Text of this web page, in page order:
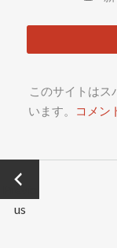
このサイトはス
います。 コメン
←
Previo
us